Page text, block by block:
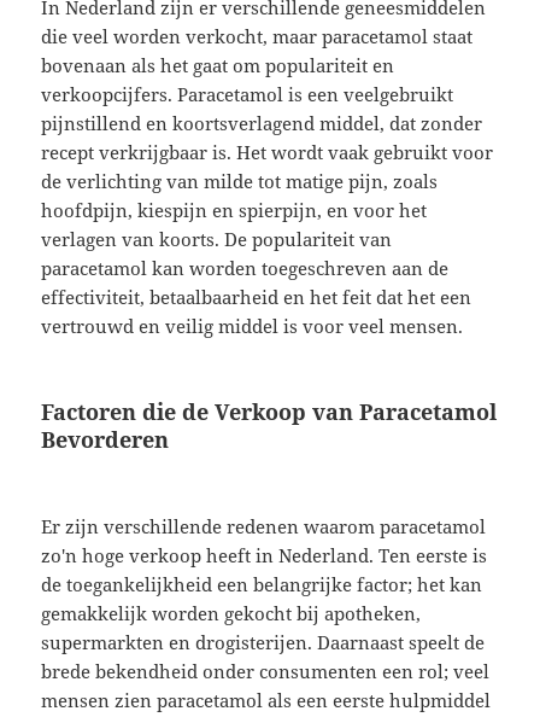
In Nederland zijn er verschillende geneesmiddelen
die veel worden verkocht, maar paracetamol staat
bovenaan als het gaat om populariteit en
verkoopcijfers. Paracetamol is een veelgebruikt
pijnstillend en koortsverlagend middel, dat zonder
recept verkrijgbaar is. Het wordt vaak gebruikt voor
de verlichting van milde tot matige pijn, zoals
hoofdpijn, kiespijn en spierpijn, en voor het
verlagen van koorts. De populariteit van
paracetamol kan worden toegeschreven aan de
effectiviteit, betaalbaarheid en het feit dat het een
vertrouwd en veilig middel is voor veel mensen.
Factoren die de Verkoop van Paracetamol
Bevorderen
Er zijn verschillende redenen waarom paracetamol
zo'n hoge verkoop heeft in Nederland. Ten eerste is
de toegankelijkheid een belangrijke factor; het kan
gemakkelijk worden gekocht bij apotheken,
supermarkten en drogisterijen. Daarnaast speelt de
brede bekendheid onder consumenten een rol; veel
mensen zien paracetamol als een eerste hulpmiddel